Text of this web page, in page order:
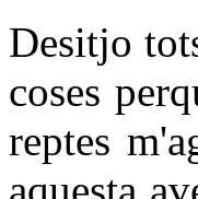
Desitjo
coses
reptes
aquesta